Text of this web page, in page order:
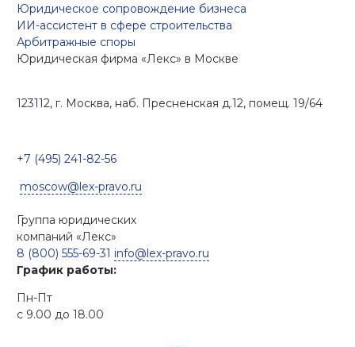
Юридическое сопровождение бизнеса
ИИ-ассистент в сфере строительства
Арбитражные споры
Юридическая фирма «Лекс» в Москве
123112, г. Москва, наб. Пресненская д.12, помещ. 19/64
+7 (495) 241-82-56
moscow@lex-pravo.ru
Группа юридических
компаний «Лекс»
8 (800) 555-69-31 info@lex-pravo.ru
График работы:
Пн-Пт
с 9.00 до 18.00